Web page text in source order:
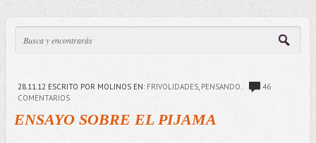
28.11.12 ESCRITO POR MOLINOS EN: FRIVOLIDADES, PENSANDO..
46
COMENTARIOS
ENSAYO SOBRE EL PIJAMA